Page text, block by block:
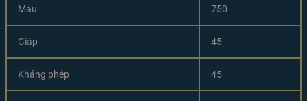
Máu 750
Giáp 45
Kháng phép 45